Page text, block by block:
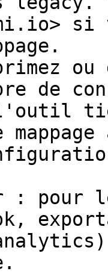
ou
de
l'outil
: pour